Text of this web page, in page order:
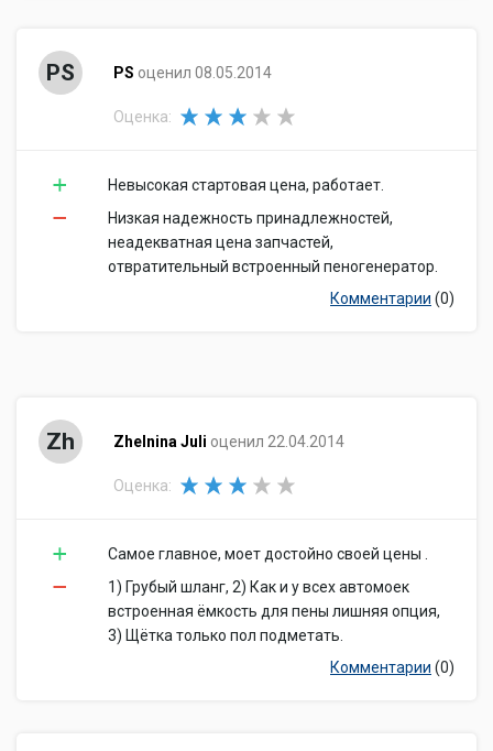
PS PS оценил 08.05.2014
Оценка:
Невысокая стартовая цена, работает.
Низкая надежность принадлежностей,
неадекватная цена запчастей,
отвратительный встроенный пеногенератор.
Комментарии (0)
Zh Zhelnina Juli оценил 22.04.2014
Оценка:
Самое главное, моет достойно своей цены .
1) Грубый шланг, 2) Как и у всех автомоек
встроенная ёмкость для пены лишняя опция,
3) Щётка только пол подметать.
Комментарии (0)